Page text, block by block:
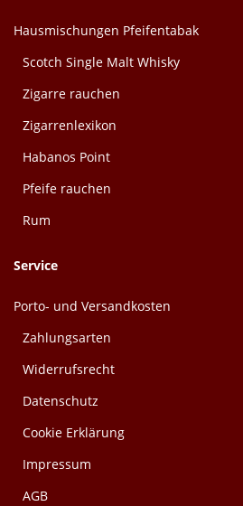
Hausmischungen Pfeifentabak
Scotch Single Malt Whisky
Zigarre rauchen
Zigarrenlexikon
Habanos Point
Pfeife rauchen
Rum
Service
Porto- und Versandkosten
Zahlungsarten
Widerrufsrecht
Datenschutz
Cookie Erklärung
Impressum
AGB